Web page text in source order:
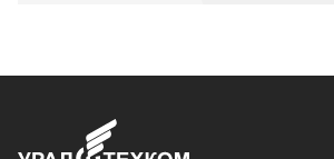
Доставка и оплата